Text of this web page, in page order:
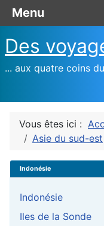
Des
... aux quatre coins
Vous êtes ici :
Asie du sud-est
Indonésie
Indonésie
Iles de la Sonde
Menu